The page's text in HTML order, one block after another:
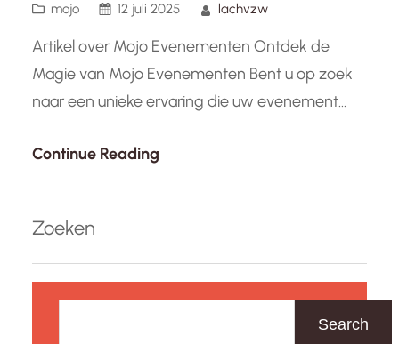
mojo 12 juli 2025 lachvzw
Artikel over Mojo Evenementen Ontdek de
Magie van Mojo Evenementen Bent u op zoek
naar een unieke ervaring die uw evenement
Mojo Evenementen, uw partner in het creëren
bekend om zijn creativiteit, professionaliteit en
oog…
Continue Reading
Zoeken
Search